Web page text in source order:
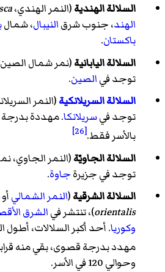
السلالة الهندية(النمر الهندي،
الهند، جنوب شرقالنيبال، شمال
باكستان.
السلالة اليابانية(نمر شمال
توجد فيالصين.
السلالة السريلانكية(النمر
توجد فيسريلانكا
بالأسر فقط.[26]
السلالة الجاويّة(النمر الجاوي،
توجد في جزيرةجاوة.
السلالة الشرقية(النمر الشماليأو
orientalis)، تنتشر فيالشرق
وكوريا. أحد أكبر السلالات، أطول
مهدد بدرجة قصوى، بقي منه قرابة 50 حيوان في
وحوالي 120 في الأسر.